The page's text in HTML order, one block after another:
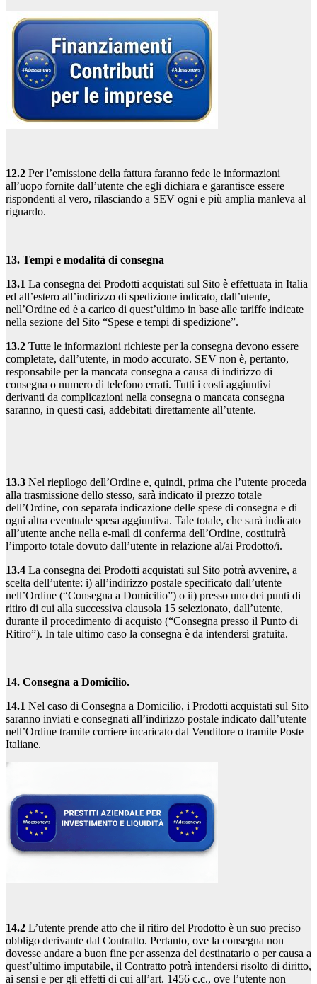
12.2 Per l’emissione della fattura faranno fede le informazioni
all’uopo fornite dall’utente che egli dichiara e garantisce essere
rispondenti al vero, rilasciando a SEV ogni e più amplia manleva al
riguardo.
13. Tempi e modalità di consegna
13.1 La consegna dei Prodotti acquistati sul Sito è effettuata in Italia
ed all’estero all’indirizzo di spedizione indicato, dall’utente,
nell’Ordine ed è a carico di quest’ultimo in base alle tariffe indicate
nella sezione del Sito “Spese e tempi di spedizione”.
13.2 Tutte le informazioni richieste per la consegna devono essere
completate, dall’utente, in modo accurato. SEV non è, pertanto,
responsabile per la mancata consegna a causa di indirizzo di
consegna o numero di telefono errati. Tutti i costi aggiuntivi
derivanti da complicazioni nella consegna o mancata consegna
saranno, in questi casi, addebitati direttamente all’utente.
13.3 Nel riepilogo dell’Ordine e, quindi, prima che l’utente proceda
alla trasmissione dello stesso, sarà indicato il prezzo totale
dell’Ordine, con separata indicazione delle spese di consegna e di
ogni altra eventuale spesa aggiuntiva. Tale totale, che sarà indicato
all’utente anche nella e-mail di conferma dell’Ordine, costituirà
l’importo totale dovuto dall’utente in relazione al/ai Prodotto/i.
13.4 La consegna dei Prodotti acquistati sul Sito potrà avvenire, a
scelta dell’utente: i) all’indirizzo postale specificato dall’utente
nell’Ordine (“Consegna a Domicilio”) o ii) presso uno dei punti di
ritiro di cui alla successiva clausola 15 selezionato, dall’utente,
durante il procedimento di acquisto (“Consegna presso il Punto di
Ritiro”). In tale ultimo caso la consegna è da intendersi gratuita.
14. Consegna a Domicilio.
14.1 Nel caso di Consegna a Domicilio, i Prodotti acquistati sul Sito
saranno inviati e consegnati all’indirizzo postale indicato dall’utente
nell’Ordine tramite corriere incaricato dal Venditore o tramite Poste
Italiane.
14.2 L’utente prende atto che il ritiro del Prodotto è un suo preciso
obbligo derivante dal Contratto. Pertanto, ove la consegna non
dovesse andare a buon fine per assenza del destinatario o per causa a
quest’ultimo imputabile, il Contratto potrà intendersi risolto di diritto,
ai sensi e per gli effetti di cui all’art. 1456 c.c., ove l’utente non